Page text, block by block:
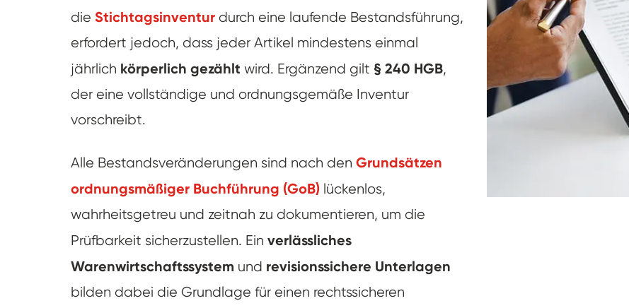
die Stichtagsinventur durch eine laufende Bestandsführung,
erfordert jedoch, dass jeder Artikel mindestens einmal
jährlich körperlich gezählt wird. Ergänzend gilt § 240 HGB,
der eine vollständige und ordnungsgemäße Inventur
vorschreibt.
Alle Bestandsveränderungen sind nach den Grundsätzen
ordnungsmäßiger Buchführung (GoB) lückenlos,
wahrheitsgetreu und zeitnah zu dokumentieren, um die
Prüfbarkeit sicherzustellen. Ein verlässliches
Warenwirtschaftssystem und revisionssichere Unterlagen
bilden dabei die Grundlage für einen rechtssicheren